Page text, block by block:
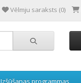
Vēlmju saraksts (0)
Izšūšanas programmas